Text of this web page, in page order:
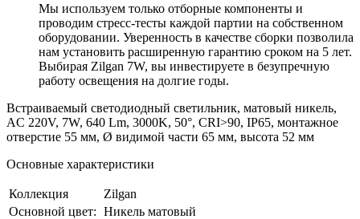
Мы используем только отборные компоненты и
проводим стресс-тесты каждой партии на собственном
оборудовании. Уверенность в качестве сборки позволила
нам установить расширенную гарантию сроком на 5 лет.
Выбирая Zilgan 7W, вы инвестируете в безупречную
работу освещения на долгие годы.
Встраиваемый светодиодный светильник, матовый никель,
AC 220V, 7W, 640 Lm, 3000K, 50°, CRI>90, IP65, монтажное
отверстие 55 мм, Ø видимой части 65 мм, высота 52 мм
Основные характеристики
Коллекция
Zilgan
Основной цвет: Никель матовый